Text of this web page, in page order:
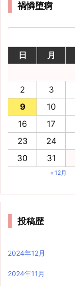
禍憐堕痾
日
月
2
3
9
10
16
17
23
24
30
31
« 12月
投稿歴
2024年12月
2024年11月